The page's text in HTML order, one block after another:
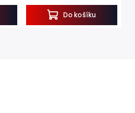
Do košíku
konstrukci...